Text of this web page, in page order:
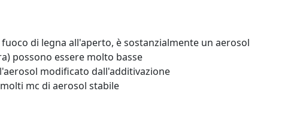
di legna all'aperto, è sostanzialmente un aerosol
possono essere molto basse
modificato dall'additivazione
mc di aerosol stabile